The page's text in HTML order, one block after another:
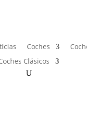
Coches
Clásicos